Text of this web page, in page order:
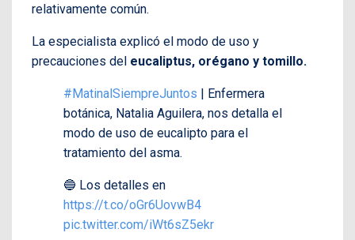
relativamente común.
La especialista explicó el modo de uso y
precauciones del eucaliptus, orégano y tomillo.
#MatinalSiempreJuntos | Enfermera
botánica, Natalia Aguilera, nos detalla el
modo de uso de eucalipto para el
tratamiento del asma.
🔵 Los detalles en
https://t.co/oGr6UovwB4
pic.twitter.com/iWt6sZ5ekr